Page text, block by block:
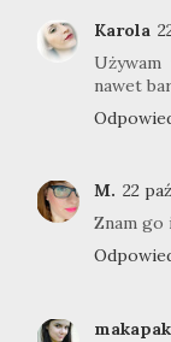
Karola
nawet
M. 22
Znam go